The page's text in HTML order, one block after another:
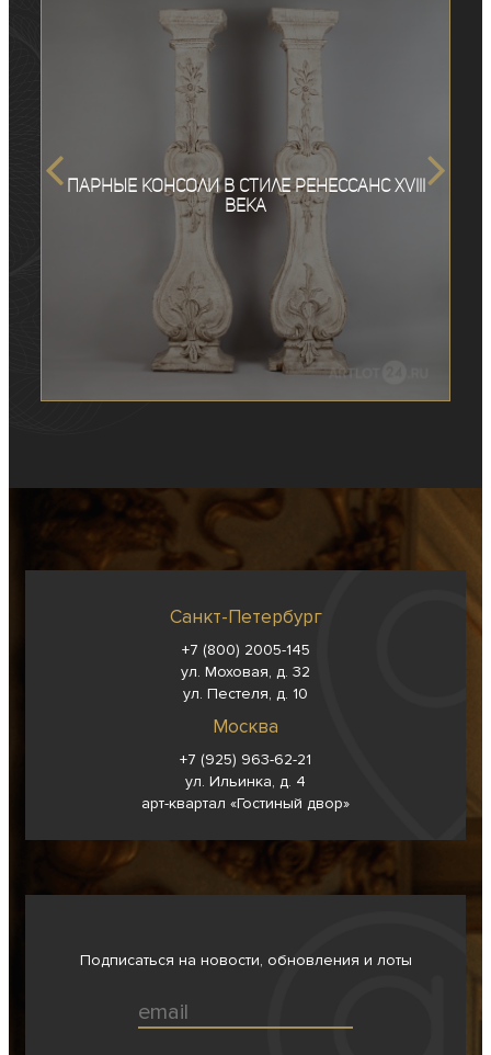
Парные консоли в стиле ренессанс XVIII
века
Санкт-Петербург
+7 (800) 2005-145
ул. Моховая, д. 32
ул. Пестеля, д. 10
Москва
+7 (925) 963-62-21
ул. Ильинка, д. 4
арт-квартал «Гостиный двор»
Подписаться на новости, обновления и лоты